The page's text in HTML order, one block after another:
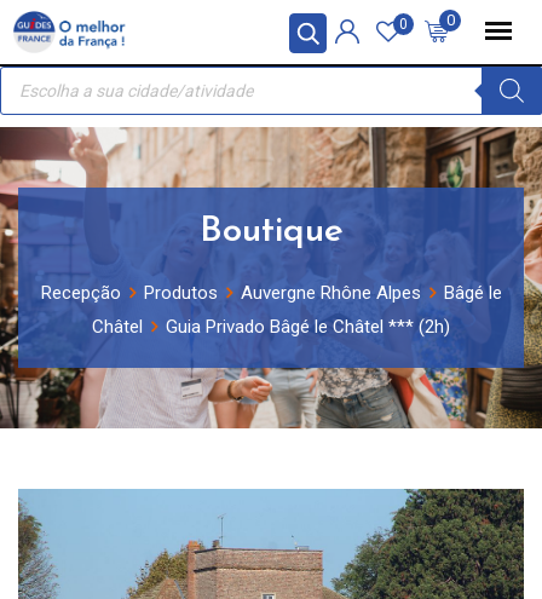
Painel de Gerenciamento de Cookies
Skip
content
0
0
Recherche
produits
Boutique
Recepção Produtos Auvergne Rhône Alpes
Bâgé le
Châtel
Guia Privado Bâgé le Châtel *** (2h)